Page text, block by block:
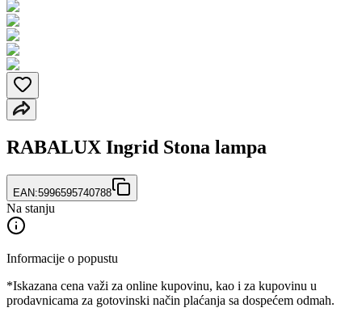
RABALUX Ingrid Stona lampa
EAN:5996595740788
Na stanju
Informacije o popustu
*Iskazana cena važi za online kupovinu, kao i za kupovinu u
prodavnicama za gotovinski način plaćanja sa dospećem odmah.